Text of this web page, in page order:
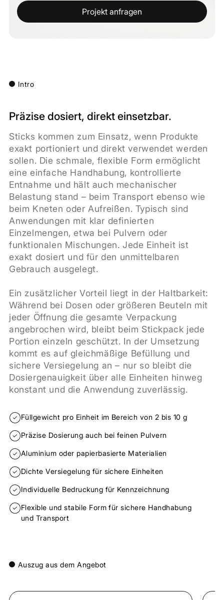
Projekt anfragen
Intro
Präzise dosiert, direkt einsetzbar.
Sticks kommen zum Einsatz, wenn Produkte
exakt portioniert und direkt verwendet werden
sollen. Die schmale, flexible Form ermöglicht
eine einfache Handhabung, kontrollierte
Entnahme und hält auch mechanischer
Belastung stand – beim Transport ebenso wie
beim Kneten oder Aufreißen. Typisch sind
Anwendungen mit klar definierten
Einzelmengen, etwa bei Pulvern oder
funktionalen Mischungen. Jede Einheit ist
exakt dosiert und für den unmittelbaren
Gebrauch ausgelegt.
Ein zusätzlicher Vorteil liegt in der Haltbarkeit:
Während bei Dosen oder größeren Beuteln mit
jeder Öffnung die gesamte Verpackung
angebrochen wird, bleibt beim Stickpack jede
Portion einzeln geschützt. In der Umsetzung
kommt es auf gleichmäßige Befüllung und
sichere Versiegelung an – nur so bleibt die
Dosiergenauigkeit über alle Einheiten hinweg
konstant und die Anwendung zuverlässig.
Füllgewicht pro Einheit im Bereich von 2 bis 10 g
Präzise Dosierung auch bei feinen Pulvern
Aluminium oder papierbasierte Materialien
Dichte Versiegelung für sichere Einheiten
Individuelle Bedruckung für Kennzeichnung
Flexible und stabile Form für sichere Handhabung
und Transport
Auszug aus dem Angebot